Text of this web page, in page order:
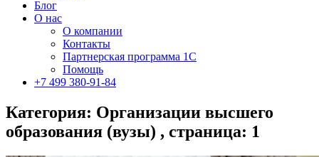
Блог
О нас
О компании
Контакты
Партнерская программа 1С
Помощь
+7 499 380-91-84
Категория: Организации высшего
образования (вузы) , страница: 1